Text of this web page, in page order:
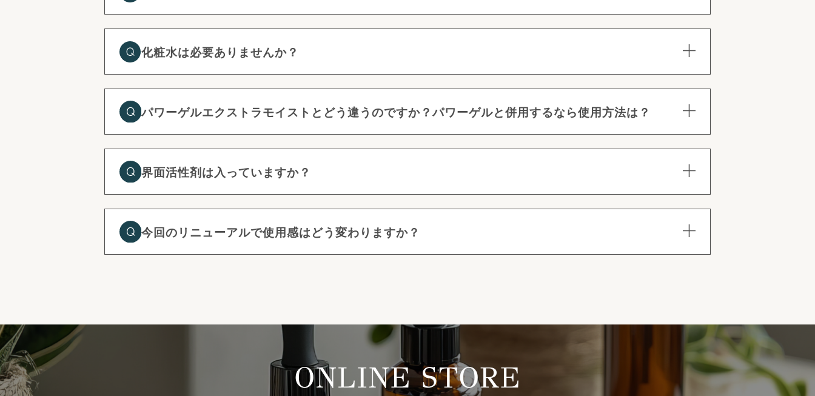
化粧水は必要ありませんか？
パワーゲルエクストラモイストとどう違うのですか？パワーゲルと併用するなら使用方法は？
界面活性剤は入っていますか？
今回のリニューアルで使用感はどう変わりますか？
ONLINE STORE